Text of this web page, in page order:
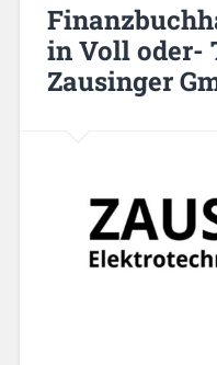
in Voll oder-
Zausinger